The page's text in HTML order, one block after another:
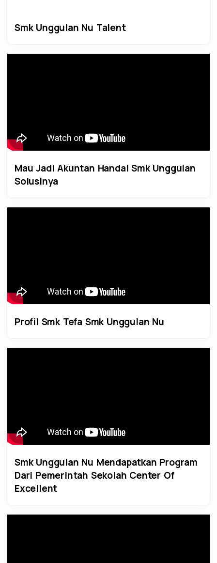
Smk Unggulan Nu Talent
Mau Jadi Akuntan Handal Smk Unggulan
Solusinya
Profil Smk Tefa Smk Unggulan Nu
Smk Unggulan Nu Mendapatkan Program
Dari Pemerintah Sekolah Center Of
Excellent